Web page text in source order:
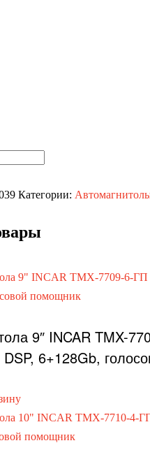
Категории:
9″ INCAR TMX-
6+128Gb,